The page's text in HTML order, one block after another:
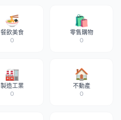
🍜
餐飲美食
0
🛍️
零售購物
0
🏭
製造工業
0
🏠
不動產
0